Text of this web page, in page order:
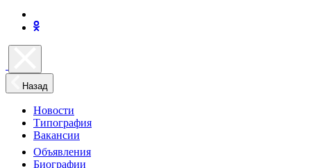
Назад
Новости
Типография
Вакансии
Объявления
Биографии